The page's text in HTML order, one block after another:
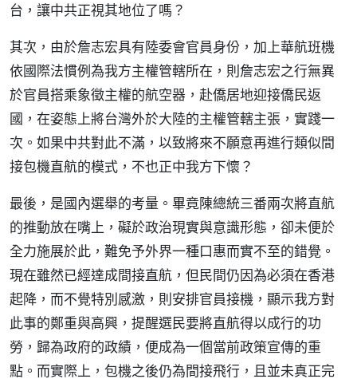
台，讓中共正視其地位了嗎？
其次，由於詹志宏具有陸委會官員身份，加上華航班機
依國際法慣例為我方主權管轄所在，則詹志宏之行無異
於官員搭乘象徵主權的航空器，赴僑居地迎接僑民返
國，在姿態上將台灣外於大陸的主權管轄主張，實踐一
次。如果中共對此不滿，以致將來不願意再進行類似間
接包機直航的模式，不也正中我方下懷？
最後，是國內選舉的考量。畢竟陳總統三番兩次將直航
的推動放在嘴上，礙於政治現實與意識形態，卻未便於
全力施展於此，難免予外界一種口惠而實不至的錯覺。
現在雖然已經達成間接直航，但民間仍因為必須在香港
起降，而不覺特別感激，則安排官員接機，顯示我方對
此事的鄭重與高興，提醒選民要將直航得以成行的功
勞，歸為政府的政績，便成為一個當前政策宣傳的重
點。而實際上，包機之後仍為間接飛行，且並未真正完